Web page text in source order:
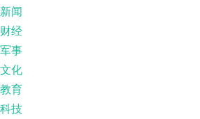
新闻
财经
军事
文化
教育
科技